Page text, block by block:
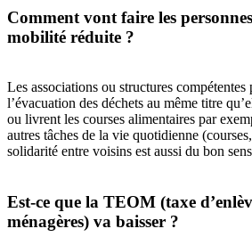
Comment vont faire les
mobilité réduite ?
Les associations ou structures
l’évacuation des déchets au même titre
ou livrent les courses alimentaires par
autres tâches de la vie quotidienne
solidarité entre voisins est aussi du bon
Est-ce que la TEOM (taxe
ménagères) va baisser ?